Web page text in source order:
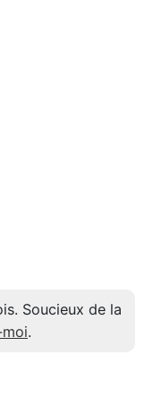
Soucieux de la
.